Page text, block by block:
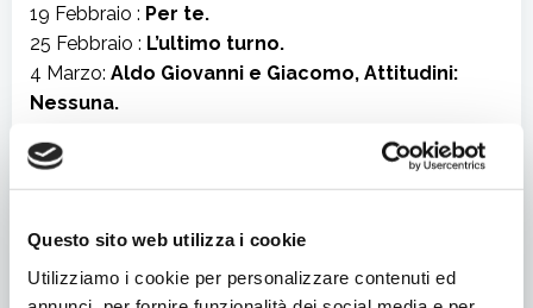
Questo sito web utilizza i cookie
Utilizziamo i cookie per personalizzare contenuti ed
19 Febbraio : Per te.
25 Febbraio : L’ultimo turno.
4 Marzo: Aldo Giovanni e Giacomo, Attitudini:
Nessuna.
informazione, selezionati dai maggiori festival.
18 Marzo: The Life that Remains(V.O.S)